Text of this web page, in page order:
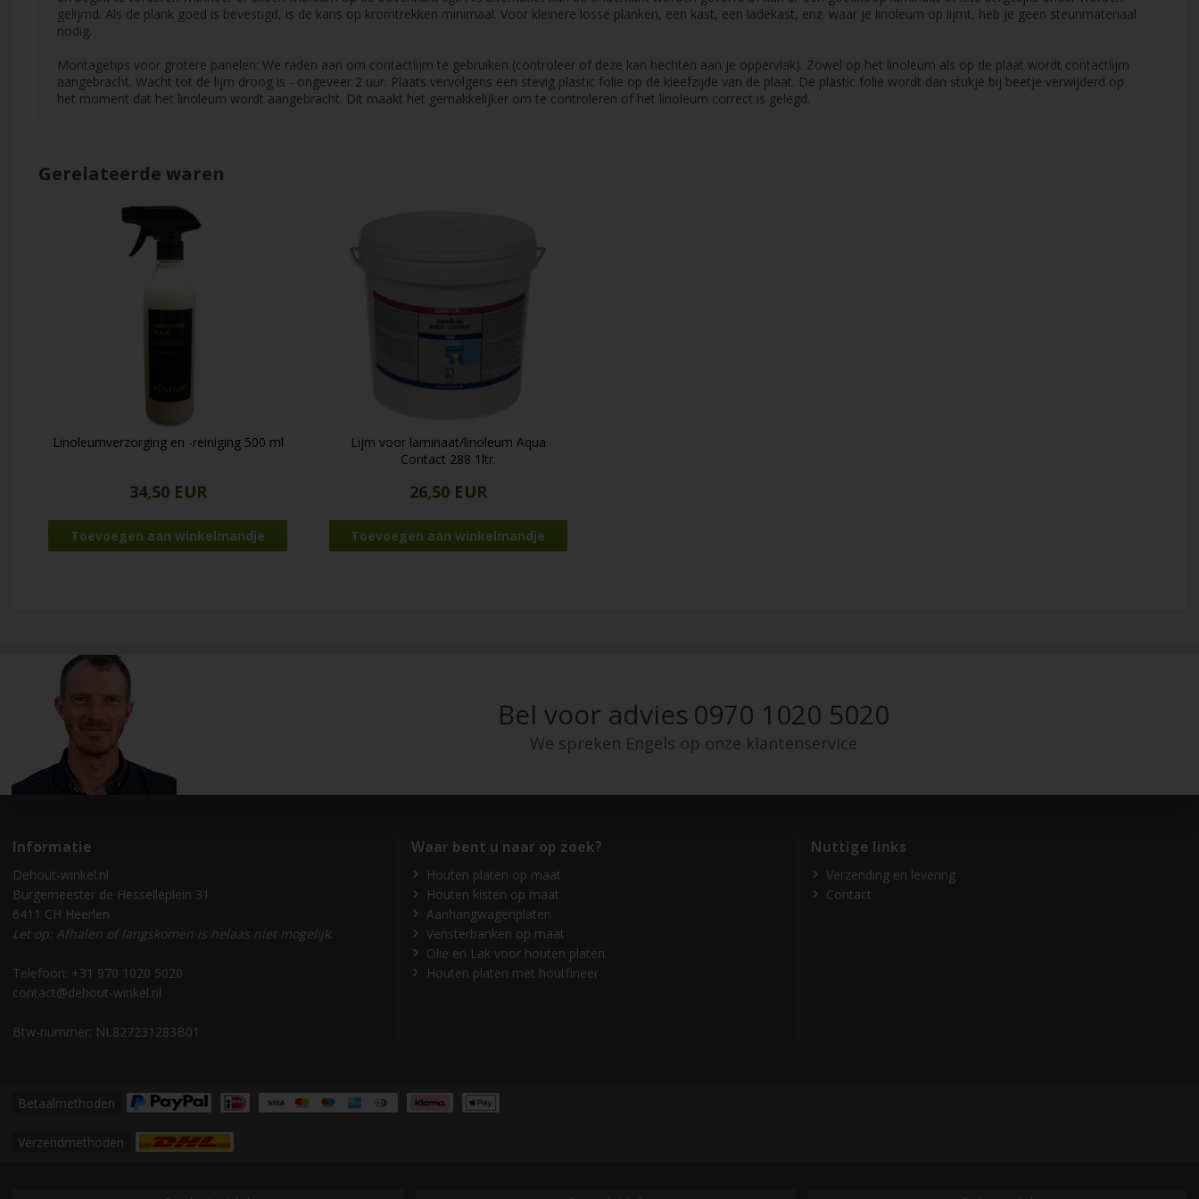
gelijmd. Als de plank goed is bevestigd, is de kans op kromtrekken minimaal. Voor kleinere losse planken, een kast, een ladekast, enz. waar je linoleum op lijmt, heb je geen steunmateriaal
nodig.
Montagetips voor grotere panelen: We raden aan om contactlijm te gebruiken (controleer of deze kan hechten aan je oppervlak). Zowel op het linoleum als op de plaat wordt contactlijm
aangebracht. Wacht tot de lijm droog is - ongeveer 2 uur. Plaats vervolgens een stevig plastic folie op de kleefzijde van de plaat. De plastic folie wordt dan stukje bij beetje verwijderd op
het moment dat het linoleum wordt aangebracht. Dit maakt het gemakkelijker om te controleren of het linoleum correct is gelegd.
Gerelateerde waren
Linoleumverzorging en -reiniging 500 ml
34,50 EUR
Lijm voor laminaat/linoleum Aqua
Contact 288 1ltr.
26,50 EUR
Bel voor advies 0970 1020 5020
We spreken Engels op onze klantenservice
Informatie
Dehout-winkel.nl
Burgemeester de Hesselleplein 31
6411 CH Heerlen
Let op: Afhalen of langskomen is helaas niet mogelijk.
Telefoon: +31 970 1020 5020
contact@dehout-winkel.nl
Btw-nummer: NL827231283B01
Waar bent u naar op zoek?
Houten platen op maat
Houten kisten op maat
Aanhangwagenplaten
Vensterbanken op maat
Olie en Lak voor houten platen
Houten platen met houtfineer
Nuttige links
Verzending en levering
Contact
Betaalmethoden
Verzendmethoden